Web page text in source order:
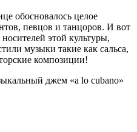
обосновалось целое
певцов и танцоров. И вот
этой культуры,
музыки такие как сальса,
композиции!
джем «a lo cubano»